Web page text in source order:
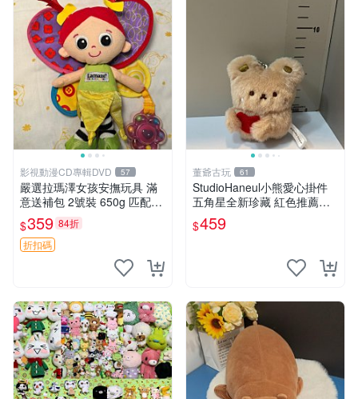
影視動漫CD專輯DVD 57
嚴選拉瑪澤女孩安撫玩具 滿
意送補包 2號裝 650g 匹配嬰
幼童舒壓好伴侶 女孩專用 安
心選擇 安撫玩偶 衝包 玩具
$359 84折
折扣碼
董爺古玩 61
StudioHaneul小熊愛心掛件
五角星全新珍藏 紅色推薦收
藏 玩具掛飾 掛件 新品
$459